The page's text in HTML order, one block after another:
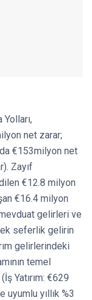
net zarar;
€153milyon net
Zayıf
€12.8 milyon
€16.4 milyon
gelirleri ve
seferlik gelirin
gelirlerindeki
temel
Yatırım: €629
yıllık %3